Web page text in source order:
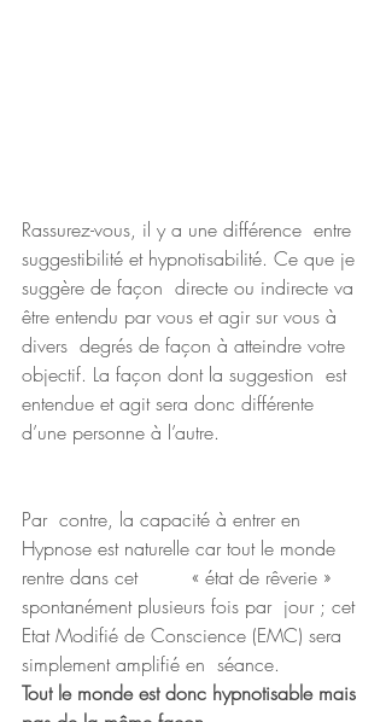
Rassurez-vous, il y a une différence  entre
suggestibilité et hypnotisabilité. Ce que je
suggère de façon  directe ou indirecte va
être entendu par vous et agir sur vous à
divers  degrés de façon à atteindre votre
objectif. La façon dont la suggestion  est
entendue et agit sera donc différente
d’une personne à l’autre.
Par  contre, la capacité à entrer en
Hypnose est naturelle car tout le monde
rentre dans cet         « état de rêverie »
spontanément plusieurs fois par  jour ; cet
Etat Modifié de Conscience (EMC) sera
simplement amplifié en  séance.
Tout le monde est donc hypnotisable mais